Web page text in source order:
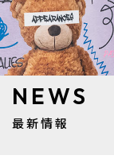
NEWS
最新情報